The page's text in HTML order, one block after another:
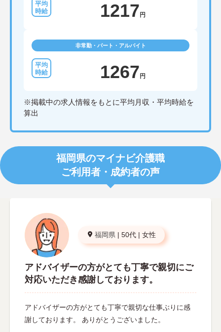
1217 円
非常勤・パート・アルバイト
1267 円
※掲載中の求人情報をもとに平均月収・平均時給を
算出
福岡県のマイナビ介護職
ご利用者・成約者の声
福岡県 | 50代 | 女性
アドバイザーの方がとても丁寧で親切にご
対応いただき感謝しております。
アドバイザーの方がとても丁寧で親切な仕事ぶりに感
謝しております。 ありがとうございました。